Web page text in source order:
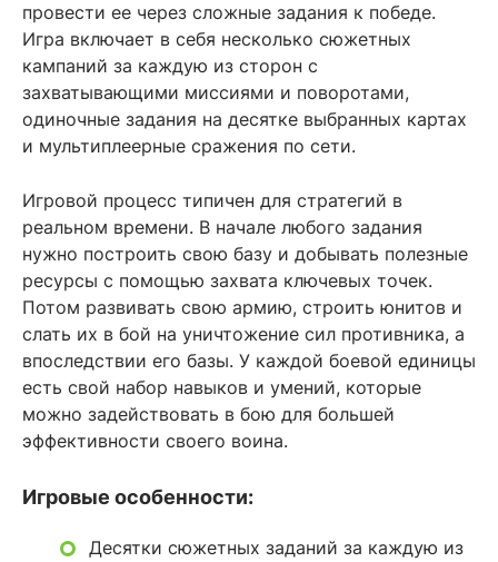
провести ее через сложные задания к победе.
Игра включает в себя несколько сюжетных
кампаний за каждую из сторон с
захватывающими миссиями и поворотами,
одиночные задания на десятке выбранных картах
и мультиплеерные сражения по сети.
Игровой процесс типичен для стратегий в
реальном времени. В начале любого задания
нужно построить свою базу и добывать полезные
ресурсы с помощью захвата ключевых точек.
Потом развивать свою армию, строить юнитов и
слать их в бой на уничтожение сил противника, а
впоследствии его базы. У каждой боевой единицы
есть свой набор навыков и умений, которые
можно задействовать в бою для большей
эффективности своего воина.
Игровые особенности:
Десятки сюжетных заданий за каждую из